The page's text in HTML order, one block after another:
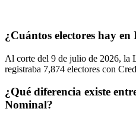
¿Cuántos electores hay en
Al corte del 9 de julio de 2026, la
registraba 7,874 electores con
¿Qué diferencia existe
Nominal?